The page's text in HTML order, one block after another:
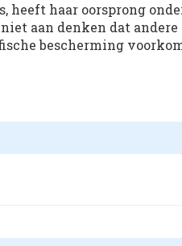
heeft haar oorsprong
aan denken dat andere
bescherming